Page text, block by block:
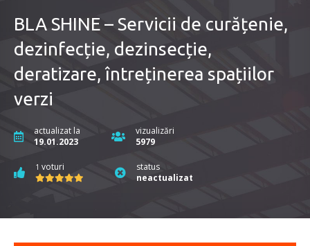
BLA SHINE – Servicii de curățenie,
dezinfecție, dezinsecție,
deratizare, întreținerea spațiilor
verzi
actualizat la
19.01.2023
vizualizări
5979
1 voturi
status
neactualizat